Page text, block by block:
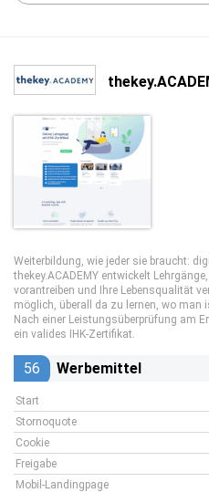
Weiterbildung, wie jeder sie braucht:
thekey.ACADEMY entwickelt
vorantreiben und Ihre Lebensqualität
möglich, überall da zu lernen, wo man
Nach einer Leistungsüberprüfung am
ein valides IHK-Zertifikat.
56 Werbemittel
Start
Stornoquote
Cookie
Freigabe
Mobil-Landingpage